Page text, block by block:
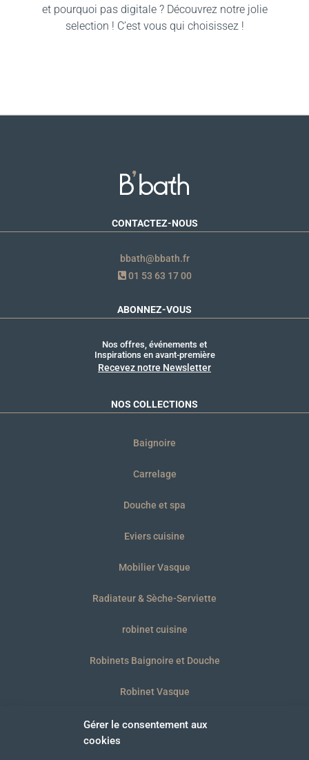
Gérer le consentement aux
cookies
et pourquoi pas digitale ? Découvrez notre jolie
selection ! C’est vous qui choisissez !
CONTACTEZ-NOUS
bbath@bbath.fr
01 53 63 17 00
ABONNEZ-VOUS
Nos offres, événements et
Inspirations en avant-première
Recevez notre Newsletter
NOS COLLECTIONS
Baignoire
Carrelage
Douche et spa
Eviers cuisine
Mobilier Vasque
Radiateur & Sèche-Serviette
robinet cuisine
Robinets Baignoire et Douche
Robinet Vasque
WC et plaques